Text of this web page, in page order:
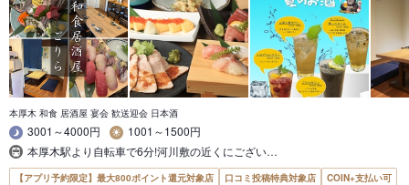
本厚木 和食 居酒屋 宴会 歓送迎会 日本酒
3001～4000円
1001～1500円
本厚木駅より自転車で6分!河川敷の近くにござい…
【アプリ予約限定】最大800ポイント還元対象店 口コミ投稿特典対象店
COIN+支払い可